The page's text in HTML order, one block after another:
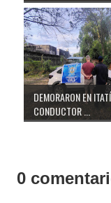
DEMORARON EN
CONDUCTOR ...
0